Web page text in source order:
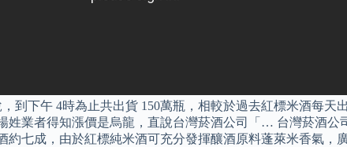
到下午 4時為止共出貨 150萬瓶，相較於過去紅標米酒每
姓業者得知漲價是烏龍，直說台灣菸酒公司「… 台灣菸酒
七成，由於紅標純米酒可充分發揮釀酒原料蓬萊米香氣